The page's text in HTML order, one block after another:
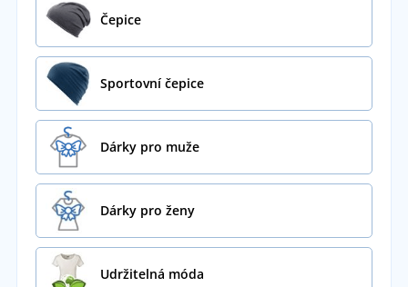
Čepice
Sportovní čepice
Dárky pro muže
Dárky pro ženy
Udržitelná móda